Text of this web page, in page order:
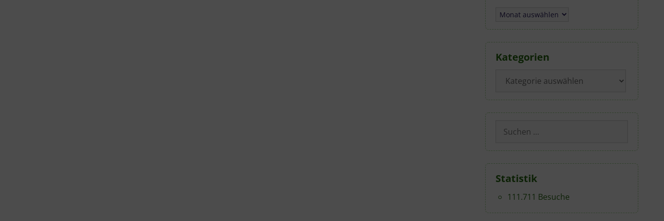
Archiv
Kategorien
Suchen
nach:
Statistik
111.711 Besuche